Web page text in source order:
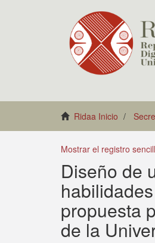
Ridaa Inicio
Mostrar el registro
Diseño de
propuesta
de la